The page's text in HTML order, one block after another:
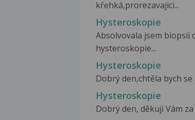
křehká,prorezavajici...
Hysteroskopie
Absolvovala jsem biopsii
hysteroskopie...
Hysteroskopie
Dobrý den,chtěla bych
Hysteroskopie
Dobrý den, děkuji Vám